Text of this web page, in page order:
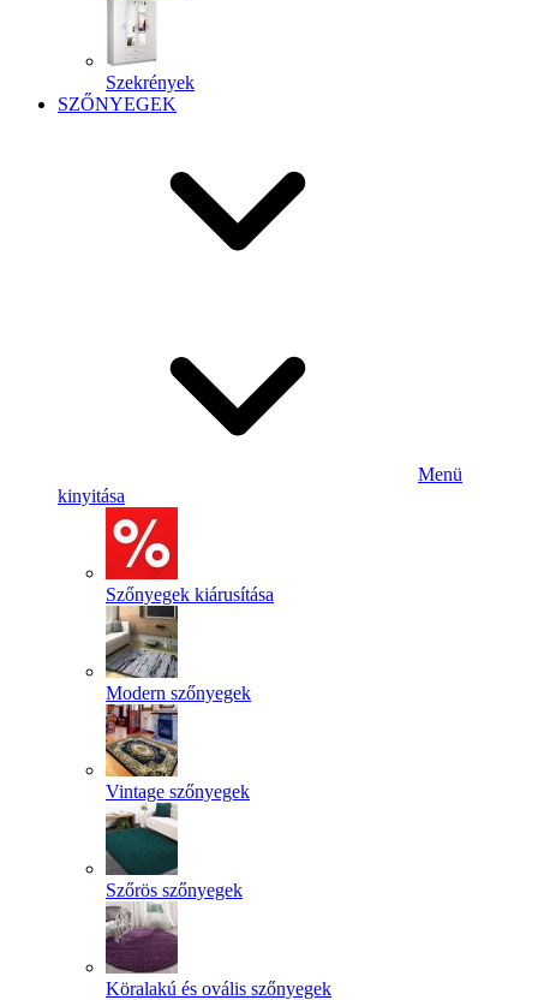
Szekrények
SZŐNYEGEK
Menü
kinyitása
Szőnyegek kiárusítása
Modern szőnyegek
Vintage szőnyegek
Szőrös szőnyegek
Köralakú és ovális szőnyegek